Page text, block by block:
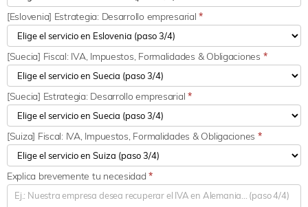
[Eslovenia] Estrategia: Desarrollo empresarial*
[Suecia] Fiscal: IVA, Impuestos, Formalidades & Obligaciones *
[Suecia] Estrategia: Desarrollo empresarial*
[Suiza] Fiscal: IVA, Impuestos, Formalidades & Obligaciones *
Explica brevemente tu necesidad*